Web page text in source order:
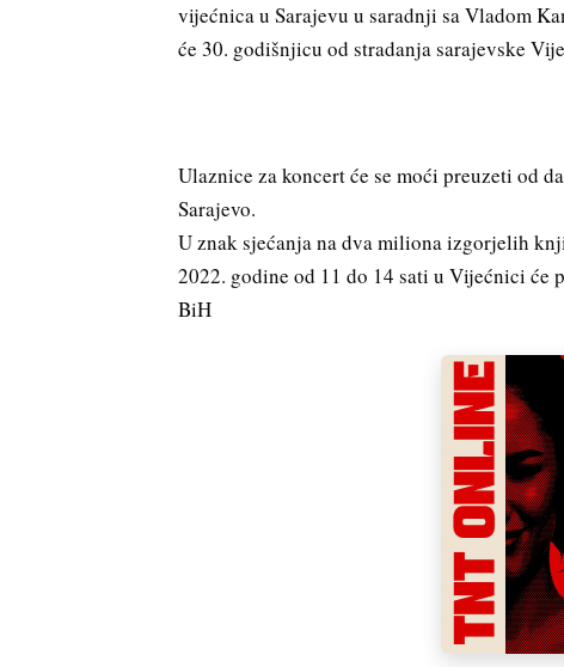
vijećnica u Sarajevu u saradnji sa Vladom
će 30. godišnjicu od stradanja sarajevske
Ulaznice za koncert će se moći preuzeti od
Sarajevo.
U znak sjećanja na dva miliona izgorjelih
2022. godine od 11 do 14 sati u Vijećnici
BiH